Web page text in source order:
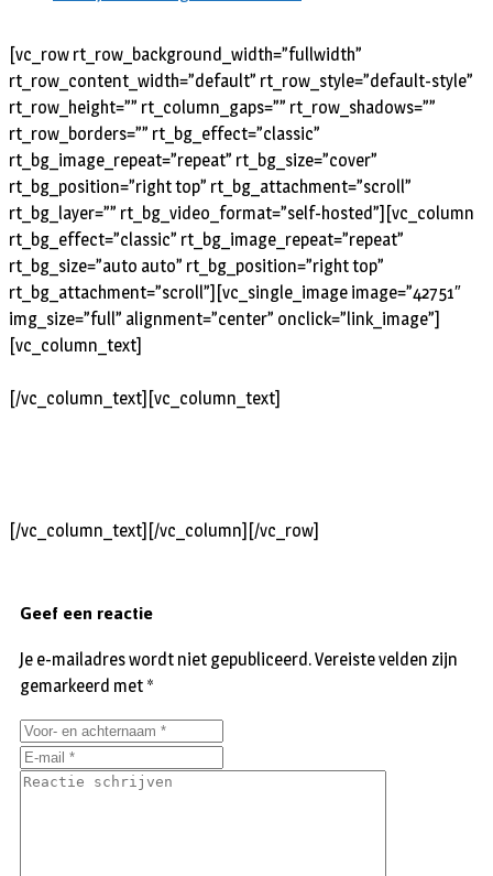
[vc_row rt_row_background_width=”fullwidth”
rt_row_content_width=”default” rt_row_style=”default-style”
rt_row_height=”” rt_column_gaps=”” rt_row_shadows=””
rt_row_borders=”” rt_bg_effect=”classic”
rt_bg_image_repeat=”repeat” rt_bg_size=”cover”
rt_bg_position=”right top” rt_bg_attachment=”scroll”
rt_bg_layer=”” rt_bg_video_format=”self-hosted”][vc_column
rt_bg_effect=”classic” rt_bg_image_repeat=”repeat”
rt_bg_size=”auto auto” rt_bg_position=”right top”
rt_bg_attachment=”scroll”][vc_single_image image=”42751″
img_size=”full” alignment=”center” onclick=”link_image”]
[vc_column_text]
[/vc_column_text][vc_column_text]
[/vc_column_text][/vc_column][/vc_row]
Geef een reactie
Je e-mailadres wordt niet gepubliceerd.Vereiste velden zijn
gemarkeerd met *